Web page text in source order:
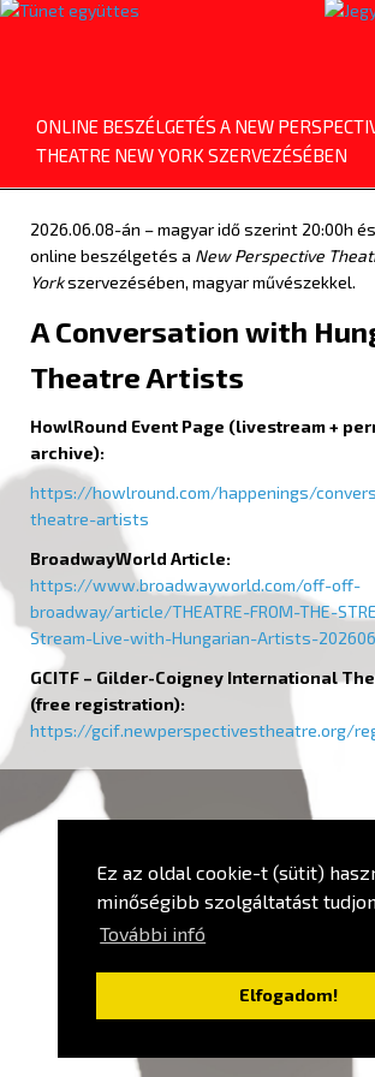
Ez az oldal cookie-t (sütit)
minőségibb szolgáltatást
További infó
Elfogadom!
ONLINE BESZÉLGETÉS A NEW
THEATRE NEW YORK SZERVEZÉSÉBEN
2026.06.08-án – magyar idő szerint 20:00h
online beszélgetés a New Perspective
Yorkszervezésében, magyar művészekkel.
A Conversation with
Theatre Artists
HowlRound Event Page (livestream +
archive):
https://howlround.com/happenings/
theatre-artists
BroadwayWorld Article:
https://www.broadwayworld.com/off-off-
broadway/article/THEATRE-FROM-THE-
Stream-Live-with-Hungarian-Artists-
GCITF – Gilder-Coigney International
(free registration):
https://gcif.newperspectivestheatre.org/